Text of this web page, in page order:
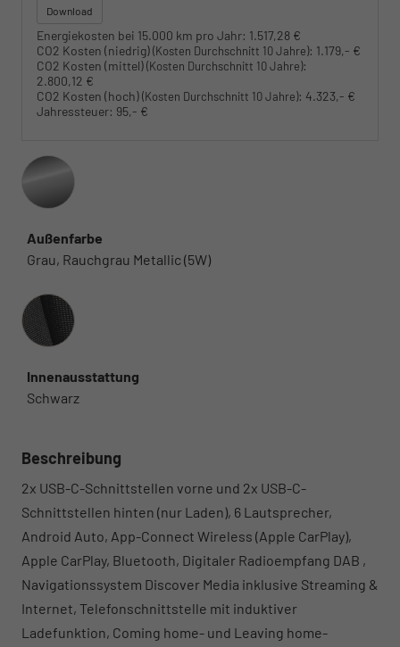
Download
Energiekosten bei 15.000 km pro Jahr: 1.517,28 €
CO2 Kosten (niedrig)(Kosten Durchschnitt 10 Jahre): 1.179,- €
CO2 Kosten (mittel)(Kosten Durchschnitt 10 Jahre):
2.800,12 €
CO2 Kosten (hoch)(Kosten Durchschnitt 10 Jahre): 4.323,- €
Jahressteuer: 95,- €
Außenfarbe
Grau, Rauchgrau Metallic (5W)
Innenausstattung
Innenausstattung
Schwarz
Beschreibung
2x USB-C-Schnittstellen vorne und 2x USB-C-
Schnittstellen hinten (nur Laden), 6 Lautsprecher,
Android Auto, App-Connect Wireless (Apple CarPlay),
Apple CarPlay, Bluetooth, Digitaler Radioempfang DAB ,
Navigationssystem Discover Media inklusive Streaming &
Internet, Telefonschnittstelle mit induktiver
Ladefunktion, Coming home- und Leaving home-